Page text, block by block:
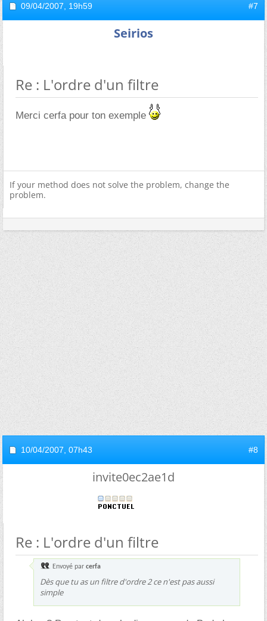
09/04/2007, 19h59 #7
Seirios
Re : L'ordre d'un filtre
Merci cerfa pour ton exemple
If your method does not solve the problem, change the
problem.
10/04/2007, 07h43 #8
invite0ec2ae1d
Re : L'ordre d'un filtre
Envoyé par cerfa
Dès que tu as un filtre d'ordre 2 ce n'est pas aussi
simple